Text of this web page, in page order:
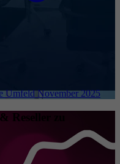
Umfeld November 2025
Reseller zu